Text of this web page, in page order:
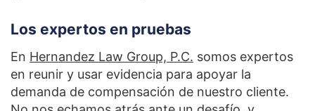
Los expertos en pruebas
En Hernandez Law Group, P.C. somos expertos
en reunir y usar evidencia para apoyar la
demanda de compensación de nuestro cliente.